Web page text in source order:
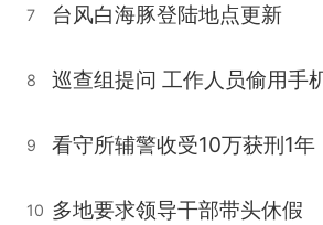
7 台风白海豚登陆地点更新
8
9 看守所辅警收受10万获刑1年
10 多地要求领导干部带头休假